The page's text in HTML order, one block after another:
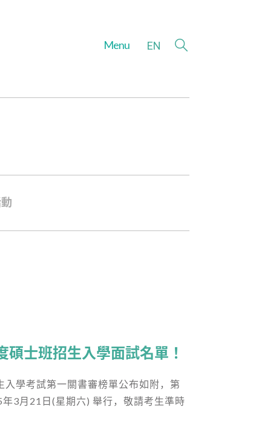
Menu EN
碩士班招生入學面試名單！
入學考試第一關書審榜單公布如附，第
3月21日(星期六) 舉行，敬請考生準時